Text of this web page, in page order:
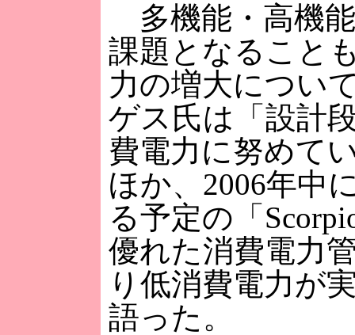
多機能・高機
課題となること
力の増大につい
ゲス氏は「設計
費電力に努めて
ほか、2006年中
る予定の「
優れた消費電力
り低消費電力が
語った。